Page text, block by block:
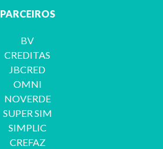
PARCEIROS
BV
CREDITAS
JBCRED
OMNI
NOVERDE
SUPER SIM
SIMPLIC
CREFAZ